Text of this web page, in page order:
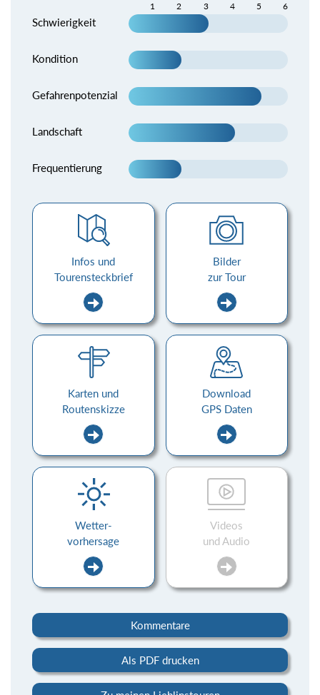
1 2 3 4 5 6
Schwierigkeit
Kondition
Gefahrenpotenzial
Landschaft
Frequentierung
Infos und
Tourensteckbrief
Bilder
zur Tour
Karten und
Routenskizze
Download
GPS Daten
Wetter-
vorhersage
Videos
und Audio
Kommentare
Als PDF drucken